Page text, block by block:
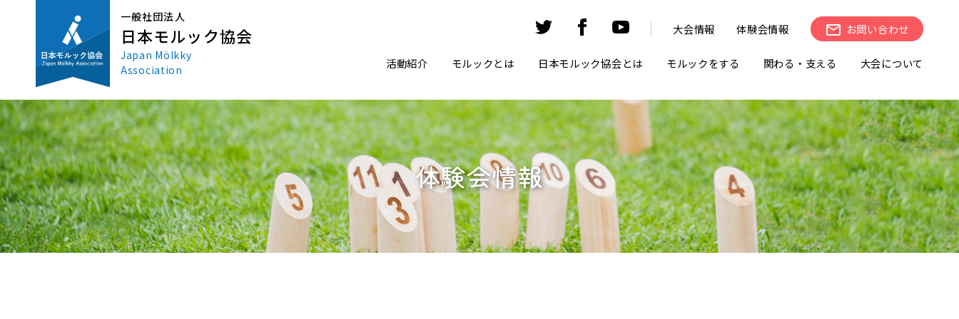
一般社団法人
日本モルック協会
Japan Mölkky
Association
大会情報 体験会情報 お問い合わせ
活動紹介 モルックとは 日本モルック協会とは モルックをする 関わる・支える 大会について
体験会情報